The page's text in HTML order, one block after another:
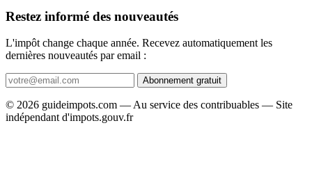
Restez informé des nouveautés
L'impôt change chaque année. Recevez automatiquement les
dernières nouveautés par email :
Abonnement gratuit
© 2026 guideimpots.com — Au service des contribuables — Site
indépendant d'impots.gouv.fr